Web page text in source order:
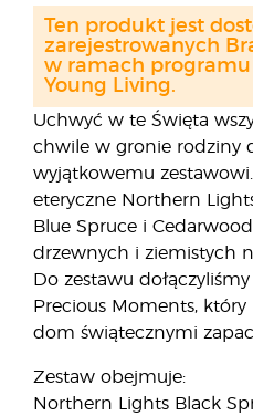
Uchwyć w te Święta
chwile w gronie rodziny
wyjątkowemu
eteryczne Northern
Blue Spruce i
drzewnych i ziemistych
Do zestawu
Precious Moments,
dom świątecznymi
Zestaw obejmuje:
Northern Lights Black
Ten produkt jest
zarejestrowanych
w ramach
Young Living.